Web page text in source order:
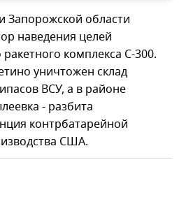
области
наведения целей
комплекса С-300.
уничтожен склад
ВСУ, а в районе
- разбита
контрбатарейной
США.